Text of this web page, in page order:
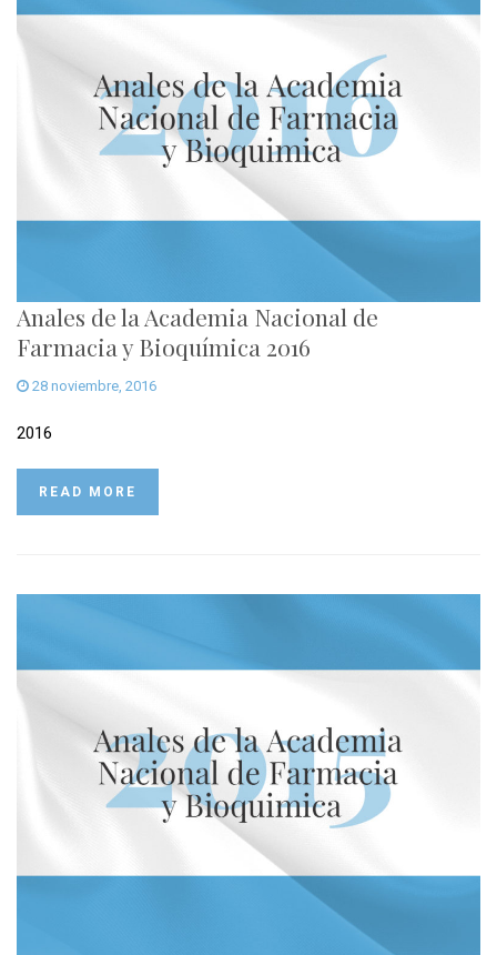
Anales de la Academia Nacional de
Farmacia y Bioquímica 2016
28 noviembre, 2016
2016
READ MORE